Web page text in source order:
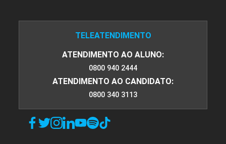
TELEATENDIMENTO
ATENDIMENTO AO ALUNO:
0800 940 2444
ATENDIMENTO AO CANDIDATO:
0800 340 3113